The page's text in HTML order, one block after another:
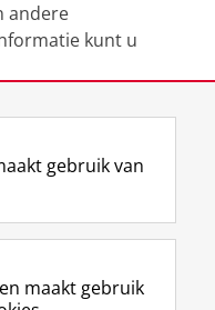
andere
kunt u
11:46
L
i
k
R
S
-
I
n
t
Y
o
T
gebruik van
maakt gebruik